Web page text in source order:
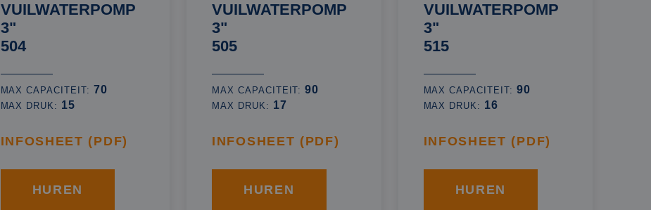
VUILWATERPOMP
3"
504
MAX CAPACITEIT: 70
MAX DRUK: 15
INFOSHEET (PDF)
HUREN
VUILWATERPOMP
3"
505
MAX CAPACITEIT:90
MAX DRUK: 17
INFOSHEET (PDF)
HUREN
VUILWATERPOMP
3"
515
MAX CAPACITEIT: 90
MAX DRUK: 16
INFOSHEET (PDF)
HUREN